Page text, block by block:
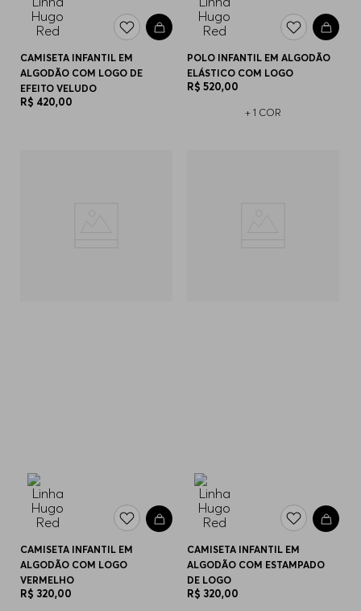
CAMISETA INFANTIL EM
ALGODÃO COM LOGO DE
EFEITO VELUDO
R$ 420,00
POLO INFANTIL EM ALGODÃO
ELÁSTICO COM LOGO
R$ 520,00
+ 1 COR
CAMISETA INFANTIL EM
ALGODÃO COM LOGO
VERMELHO
R$ 320,00
CAMISETA INFANTIL EM
ALGODÃO COM ESTAMPADO
DE LOGO
R$ 320,00